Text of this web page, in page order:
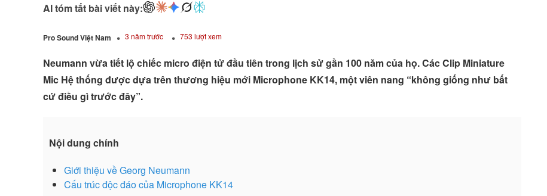
AI tóm tắt bài viết này:
Pro Sound Việt Nam 3 năm trước 753 lượt xem
Neumann vừa tiết lộ chiếc micro điện tử đầu tiên trong lịch sử gần 100 năm của họ. Các Clip Miniature
Mic Hệ thống được dựa trên thương hiệu mới Microphone KK14, một viên nang “không giống như bất
cứ điều gì trước đây”.
Nội dung chính
Giới thiệu về Georg Neumann
Cấu trúc độc đáo của Microphone KK14